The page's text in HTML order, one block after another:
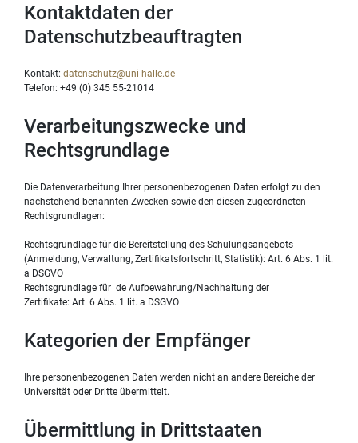
Kontaktdaten der
Datenschutzbeauftragten
Kontakt: datenschutz@uni-halle.de
Telefon: +49 (0) 345 55-21014
Verarbeitungszwecke und
Rechtsgrundlage
Die Datenverarbeitung Ihrer personenbezogenen Daten erfolgt zu den
nachstehend benannten Zwecken sowie den diesen zugeordneten
Rechtsgrundlagen:
Rechtsgrundlage für die Bereitstellung des Schulungsangebots
(Anmeldung, Verwaltung, Zertifikatsfortschritt, Statistik): Art. 6 Abs. 1 lit.
a DSGVO
Rechtsgrundlage für de Aufbewahrung/Nachhaltung der
Zertifikate: Art. 6 Abs. 1 lit. a DSGVO
Kategorien der Empfänger
Ihre personenbezogenen Daten werden nicht an andere Bereiche der
Universität oder Dritte übermittelt.
Übermittlung in Drittstaaten